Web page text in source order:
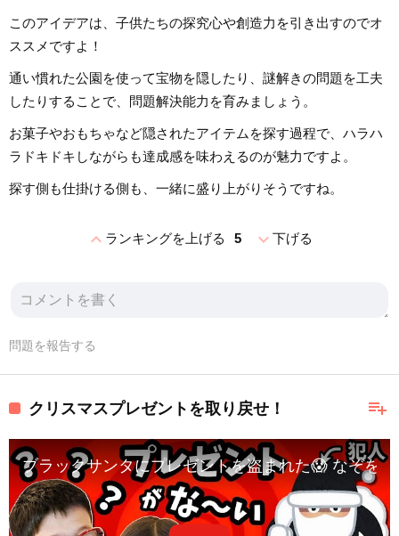
このアイデアは、子供たちの探究心や創造力を引き出すのでオ
ススメですよ！
通い慣れた公園を使って宝物を隠したり、謎解きの問題を工夫
したりすることで、問題解決能力を育みましょう。
お菓子やおもちゃなど隠されたアイテムを探す過程で、ハラハ
ラドキドキしながらも達成感を味わえるのが魅力ですよ。
探す側も仕掛ける側も、一緒に盛り上がりそうですね。
expand_lessランキングを上げる 5 expand_more下げる
問題を報告する
playlist_add
クリスマスプレゼントを取り戻せ！
ブラックサンタにプレゼントを盗まれた😱 なぞを